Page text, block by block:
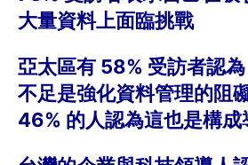
大量資料上面臨挑戰
亞太區有 58% 受訪者認
不足是強化資料管理的阻
46% 的人認為這也是構成